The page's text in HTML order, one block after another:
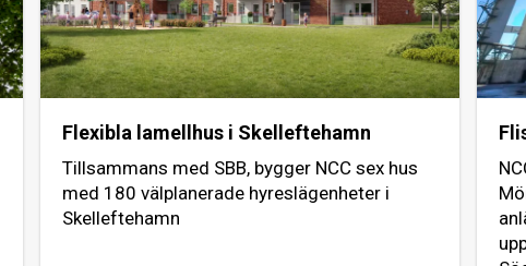
Flexibla lamellhus i Skelleftehamn
Tillsammans med SBB, bygger NCC sex hus
med 180 välplanerade hyreslägenheter i
Skelleftehamn